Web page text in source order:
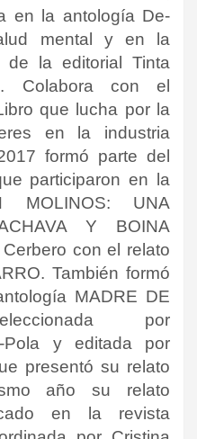
en la antología De-
mental y en la
de la editorial Tinta
Colabora con el
que lucha por la
en la industria
formó parte del
participaron en la
MOLINOS: UNA
Y BOINA
con el relato
También formó
MADRE DE
por
Pola y editada por
presentó su relato
año su relato
en la revista